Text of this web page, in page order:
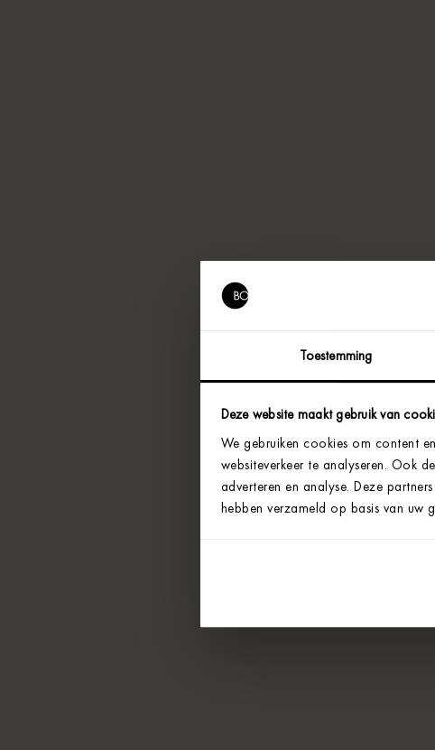
Toestemming
Deze website maakt gebruik van
We gebruiken cookies om content
websiteverkeer te analyseren. Ook
adverteren en analyse. Deze
hebben verzameld op basis van uw